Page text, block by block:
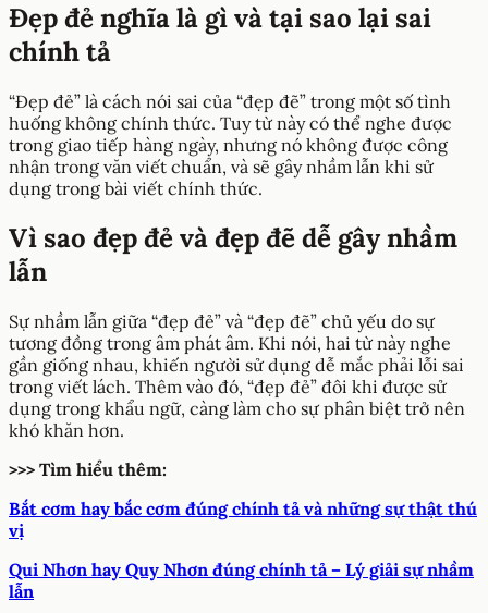
Đẹp đẻ nghĩa là gì và tại sao lại sai
chính tả
“Đẹp đẻ” là cách nói sai của “đẹp đẽ” trong một số tình
huống không chính thức. Tuy từ này có thể nghe được
trong giao tiếp hàng ngày, nhưng nó không được công
nhận trong văn viết chuẩn, và sẽ gây nhầm lẫn khi sử
dụng trong bài viết chính thức.
Vì sao đẹp đẻ và đẹp đẽ dễ gây nhầm
lẫn
Sự nhầm lẫn giữa “đẹp đẻ” và “đẹp đẽ” chủ yếu do sự
tương đồng trong âm phát âm. Khi nói, hai từ này nghe
gần giống nhau, khiến người sử dụng dễ mắc phải lỗi sai
trong viết lách. Thêm vào đó, “đẹp đẻ” đôi khi được sử
dụng trong khẩu ngữ, càng làm cho sự phân biệt trở nên
khó khăn hơn.
>>> Tìm hiểu thêm:
Bắt cơm hay bắc cơm đúng chính tả và những sự thật thú
vị
Qui Nhơn hay Quy Nhơn đúng chính tả – Lý giải sự nhầm
lẫn